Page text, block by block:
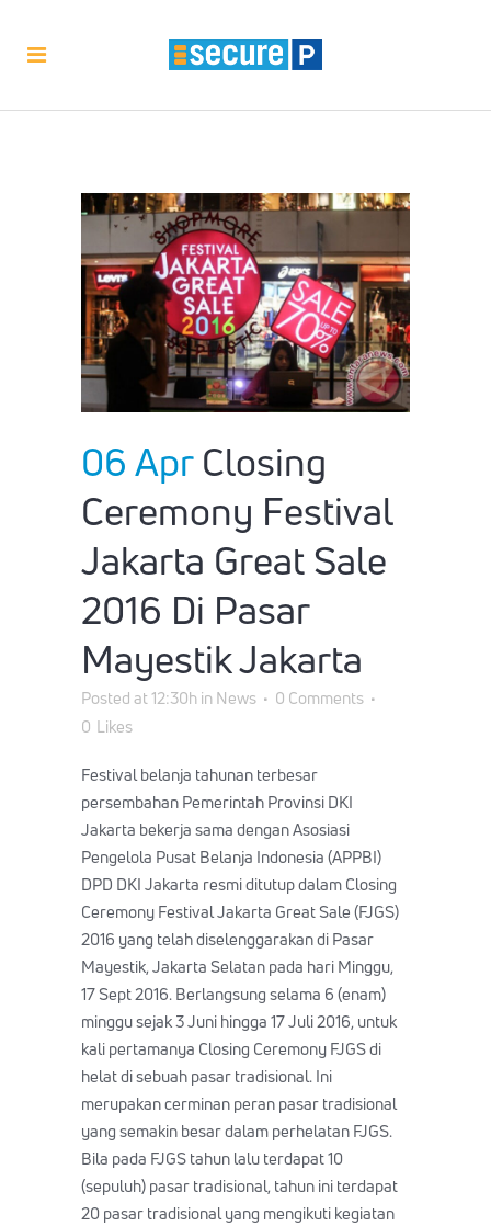
06 AprClosing
Ceremony Festival
Jakarta Great Sale
2016 Di Pasar
Mayestik Jakarta
Posted at 12:30hinNews
0 Comments
0 Likes
Festival belanja tahunan terbesar
persembahan Pemerintah Provinsi DKI
Jakarta bekerja sama dengan Asosiasi
Pengelola Pusat Belanja Indonesia (APPBI)
DPD DKI Jakarta resmi ditutup dalam Closing
Ceremony Festival Jakarta Great Sale (FJGS)
2016 yang telah diselenggarakan di Pasar
Mayestik, Jakarta Selatan pada hari Minggu,
17 Sept 2016. Berlangsung selama 6 (enam)
minggu sejak 3 Juni hingga 17 Juli 2016, untuk
kali pertamanya Closing Ceremony FJGS di
helat di sebuah pasar tradisional. Ini
merupakan cerminan peran pasar tradisional
yang semakin besar dalam perhelatan FJGS.
Bila pada FJGS tahun lalu terdapat 10
(sepuluh) pasar tradisional, tahun ini terdapat
20 pasar tradisional yang mengikuti kegiatan